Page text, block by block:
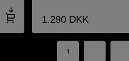
1.290 DKK
1